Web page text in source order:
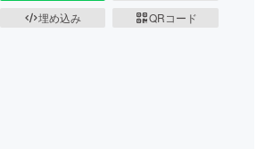
埋め込み
QRコード